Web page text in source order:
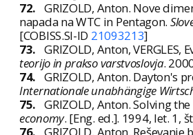
72. GRIZOLD, Anton. Nove
napada na WTC in Pentagon.
[COBISS.SI-ID 21093213]
73. GRIZOLD, Anton,
teorijo in prakso varstvoslovja.
74. GRIZOLD, Anton. Dayton's
Internationale unabhängige
75. GRIZOLD, Anton. Solving
economy. [Eng. ed.]. 1994, let. 1,
76. GRIZOLD, Anton.